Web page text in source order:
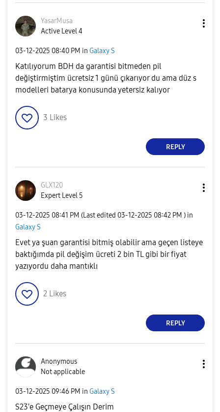
YasarMusa
Active Level 4
‎03-12-2025 08:40 PM in Galaxy S
Katılıyorum BDH da garantisi bitmeden pil
değiştirmiştim ücretsiz 1 günü çıkarıyor du ama düz s
modelleri batarya konusunda yetersiz kalıyor
3 Likes
REPLY
GLX120
Expert Level 5
‎03-12-2025 08:41 PM (Last edited ‎03-12-2025 08:42 PM ) in
Galaxy S
Evet ya şuan garantisi bitmiş olabilir ama geçen listeye
baktığımda pil değişim ücreti 2 bin TL gibi bir fiyat
yazıyordu daha mantıklı
2 Likes
REPLY
Anonymous
Not applicable
‎03-12-2025 09:46 PM in Galaxy S
S23'e Geçmeye Çalışın Derim